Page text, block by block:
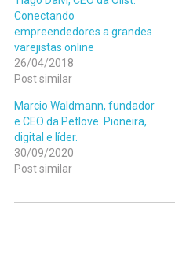
Conectando
empreendedores a grandes
varejistas online
26/04/2018
Post similar
Marcio Waldmann, fundador
e CEO da Petlove. Pioneira,
digital e líder.
30/09/2020
Post similar